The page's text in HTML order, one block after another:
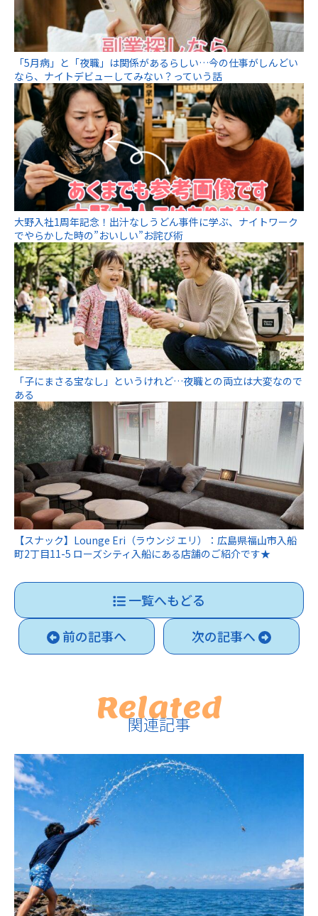
「5月病」と「夜職」は関係があるらしい…今の仕事がしんどい
なら、ナイトデビューしてみない？っていう話
大野入社1周年記念！出汁なしうどん事件に学ぶ、ナイトワーク
でやらかした時の”おいしい”お詫び術
「子にまさる宝なし」というけれど…夜職との両立は大変なので
ある
【スナック】Lounge Eri（ラウンジ エリ）：広島県福山市入船
町2丁目11-5 ローズシティ入船にある店舗のご紹介です★
一覧へもどる
前の記事へ
次の記事へ
Related
関連記事